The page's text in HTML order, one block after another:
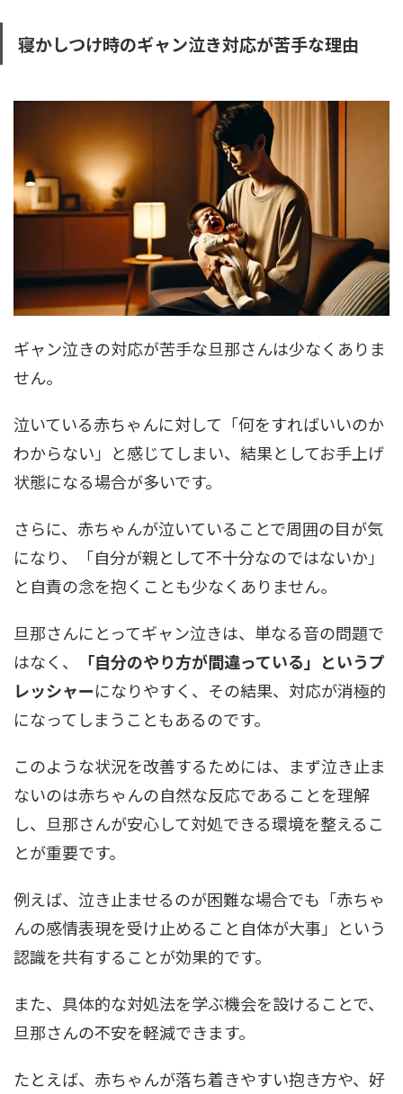
寝かしつけ時のギャン泣き対応が苦手な理由
ギャン泣きの対応が苦手な旦那さんは少なくありま
せん。
泣いている赤ちゃんに対して「何をすればいいのか
わからない」と感じてしまい、結果としてお手上げ
状態になる場合が多いです。
さらに、赤ちゃんが泣いていることで周囲の目が気
になり、「自分が親として不十分なのではないか」
と自責の念を抱くことも少なくありません。
旦那さんにとってギャン泣きは、単なる音の問題で
はなく、
「自分のやり方が間違っている」というプ
レッシャーになりやすく、その結果、対応が消極的
になってしまうこともあるのです。
このような状況を改善するためには、まず泣き止ま
ないのは赤ちゃんの自然な反応であることを理解
し、旦那さんが安心して対処できる環境を整えるこ
とが重要です。
例えば、泣き止ませるのが困難な場合でも「赤ちゃ
んの感情表現を受け止めること自体が大事」という
認識を共有することが効果的です。
また、具体的な対処法を学ぶ機会を設けることで、
旦那さんの不安を軽減できます。
たとえば、赤ちゃんが落ち着きやすい抱き方や、好